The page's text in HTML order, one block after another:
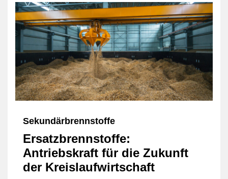
Sekundärbrennstoffe
Ersatzbrennstoffe:
Antriebskraft für die Zukunft
der Kreislaufwirtschaft